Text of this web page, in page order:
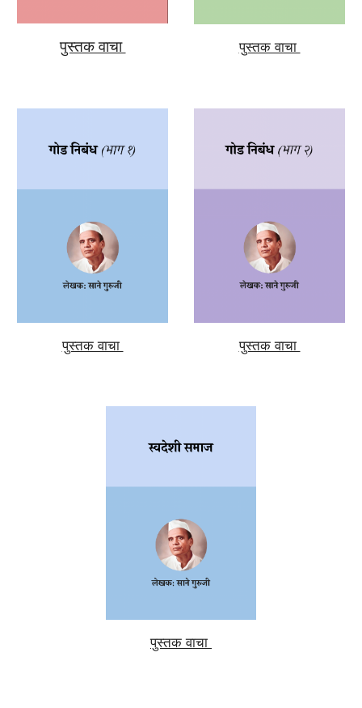
पुस्तक वाचा पुस्तक वाचा
पुस्तक वाचा पुस्तक वाचा
पुस्तक वाचा